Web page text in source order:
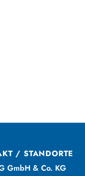
/ STANDORTE
GmbH & Co. KG